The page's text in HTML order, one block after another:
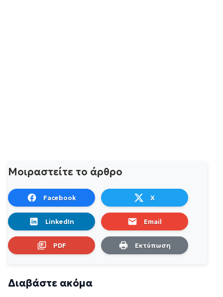
Μοιραστείτε το άρθρο
Facebook X
LinkedIn Email
PDF Εκτύπωση
Διαβάστε ακόμα